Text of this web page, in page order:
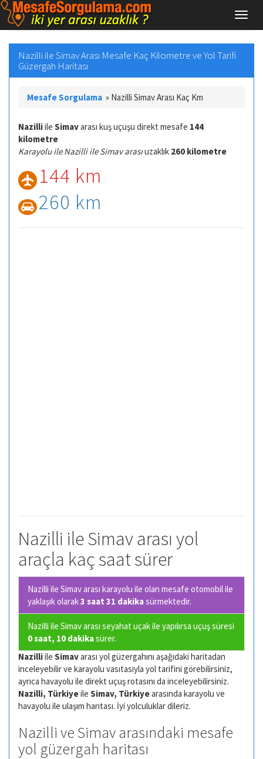
Nazilli ile Simav Arası Mesafe Kaç Kilometre ve Yol Tarifi
Güzergah Haritası
Mesafe Sorgulama » Nazilli Simav Arası Kaç Km
Nazilliile Simavarası kuş uçuşu direkt mesafe 144
kilometre
Karayolu ile Nazilli ile Simav arasıuzaklık 260 kilometre
144 km
260 km
Nazilli ile Simav arası yol
araçla kaç saat sürer
Nazilli ile Simav arası karayolu ile olan mesafe otomobil ile
yaklaşık olarak3 saat 31 dakikasürmektedir.
Nazilli ile Simav arası seyahat uçak ile yapılırsa uçuş süresi
0 saat, 10 dakikasürer.
Nazilliile Simavarası yol güzergahını aşağıdaki haritadan
inceleyebilir ve karayolu vasıtasıyla yol tarifini görebilirsiniz,
ayrıca havayolu ile direkt uçuş rotasını da inceleyebilirsiniz.
Nazilli, Türkiyeile Simav, Türkiyearasında karayolu ve
havayolu ile ulaşım harıtası. İyi yolculuklar dileriz.
Nazilli ve Simav arasındaki mesafe
yol güzergah haritası